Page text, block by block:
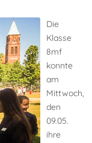
Die
Klasse
8mf
konnte
am
Mittwoch,
den
09.05.
ihre